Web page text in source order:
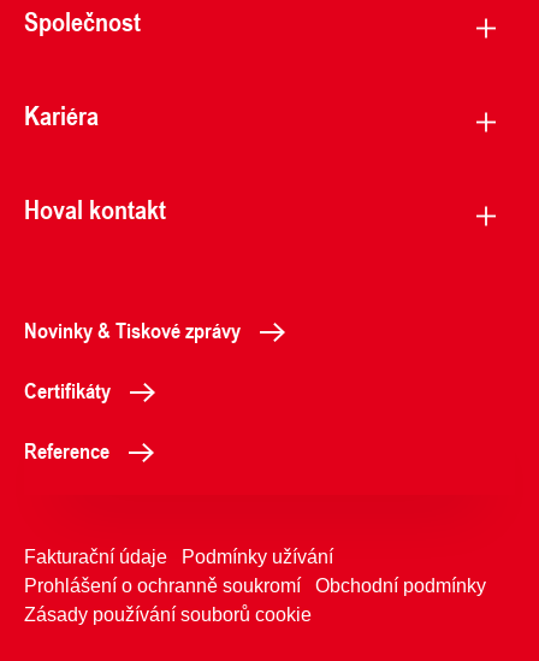
Společnost
Kariéra
Hoval kontakt
Novinky & Tiskové zprávy
Certifikáty
Reference
Fakturační údaje
Podmínky užívání
Prohlášení o ochranně soukromí
Obchodní podmínky
Zásady používání souborů cookie